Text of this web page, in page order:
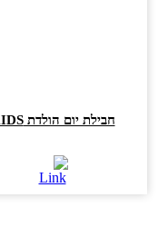
חבילת יום הולדת KIDS